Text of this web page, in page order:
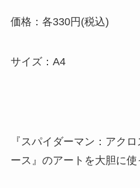
価格：各330円(税込)
サイズ：A4
『スパイダーマン：アク
ース』のアートを大胆に使